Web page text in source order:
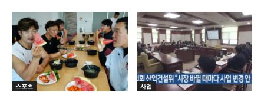
스포츠 사업